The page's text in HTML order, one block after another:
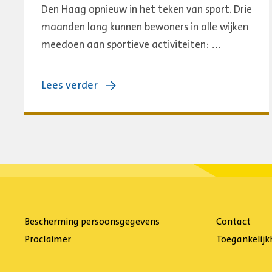
Den Haag opnieuw in het teken van sport. Drie
maanden lang kunnen bewoners in alle wijken
meedoen aan sportieve activiteiten: …
Lees verder over:
Sportzomer
bewegen
Bescherming persoonsgegevens
Contact
Proclaimer